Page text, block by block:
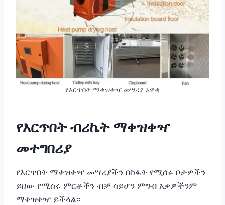
የእርጥበት ማቀዝቀዣ መሣሪያ አዋቂ
የእርጥበት ብሪኬት ማቀዝቀዣ
መተግበሪያ
የእርጥበት ማቀዝቀዣ መሣሪያችን በስፋት የሚሰሩ ቦታዎችን
ይዘው የሚሰሩ ምርቶችን ብቻ ሳይሆን ምግብ እቃዎችንም
ማቀዝቀዣ ይችላል።